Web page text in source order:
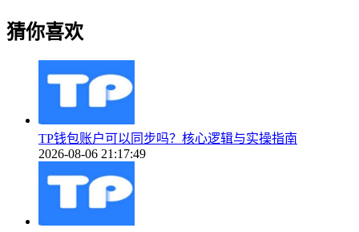
猜你喜欢
TP钱包账户可以同步吗？核心逻辑与实操指南
2026-08-06 21:17:49